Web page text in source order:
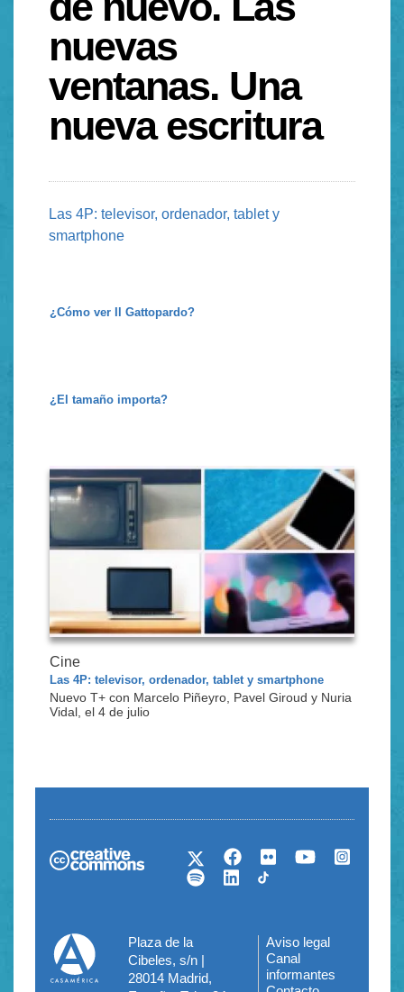
nuevas
ventanas. Una
nueva escritura
Las 4P: televisor, ordenador, tablet y
smartphone
¿Cómo ver Il Gattopardo?
¿El tamaño importa?
Cine
Las 4P: televisor, ordenador, tablet y smartphone
Nuevo T+ con Marcelo Piñeyro, Pavel Giroud y Nuria
Vidal, el 4 de julio
Plaza de la
Cibeles, s/n |
28014 Madrid,
Menú
Aviso legal
Canal
informantes